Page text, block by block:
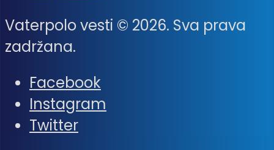
Vaterpolo vesti © 2026. Sva prava
zadržana.
Facebook
Instagram
Twitter